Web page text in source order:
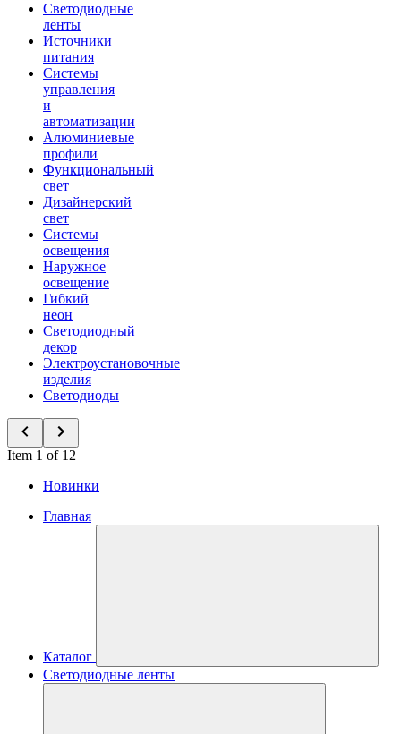
Светодиодные
ленты
Источники
питания
Системы
управления
и
автоматизации
Алюминиевые
профили
Функциональный
свет
Дизайнерский
свет
Системы
освещения
Наружное
освещение
Гибкий
неон
Светодиодный
декор
Электроустановочные
изделия
Светодиоды
Item 1 of 12
Новинки
Главная
Каталог
Светодиодные ленты